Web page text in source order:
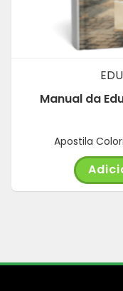
Manual da
Apostila